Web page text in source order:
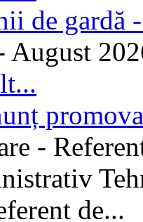
de gardă
August
-
de...